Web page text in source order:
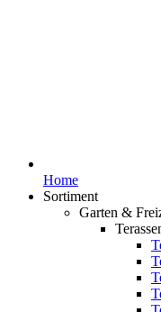
Home
Sortiment
Garten &